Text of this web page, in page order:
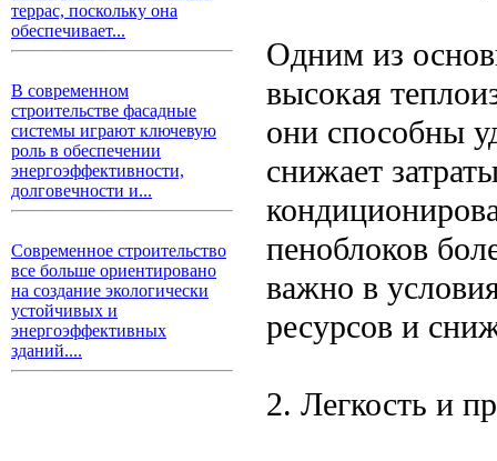
террас, поскольку она
обеспечивает...
В современном
строительстве фасадные
системы играют ключевую
роль в обеспечении
энергоэффективности,
долговечности и...
Современное строительство
все больше ориентировано
на создание экологически
устойчивых и
энергоэффективных
зданий....
Одним из
высокая
они способны
снижает
пеноблоков
важно в
ресурсов и
2. Легкость и